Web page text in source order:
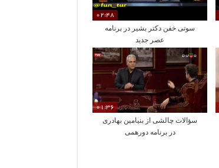
02:48
سوتی خفن دکتر بشیر در برنامه
عصر جدید
01:36
سؤالات چالشی از بنیامین بهادری
در برنامه دورهمی